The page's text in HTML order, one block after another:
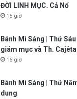
ĐỜI LINH MỤC. Cả Nổ
15 giờ
Bánh Mì Sáng | Thứ
giám mục và Th.
16 giờ
Bánh Mì Sáng | Thứ
dung